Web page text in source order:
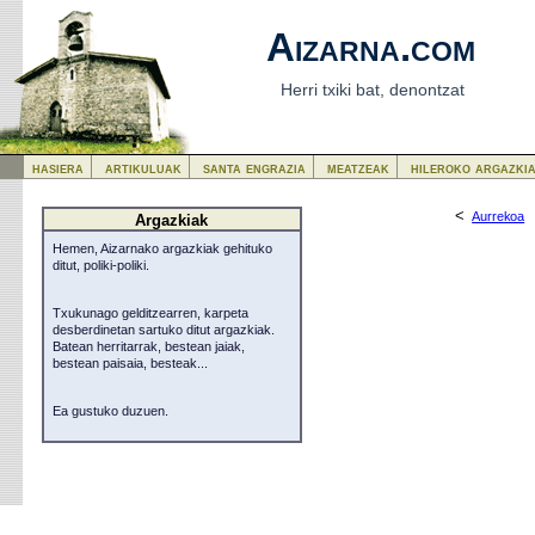
Aizarna.com
Herri txiki bat, denontzat
<Aurrekoa
Argazkiak
Hemen, Aizarnako argazkiak gehituko
ditut, poliki-poliki.
Txukunago gelditzearren, karpeta
desberdinetan sartuko ditut argazkiak.
Batean herritarrak, bestean jaiak,
bestean paisaia, besteak...
Ea gustuko duzuen.
hasiera artikuluak santa engrazia meatzeak hileroko